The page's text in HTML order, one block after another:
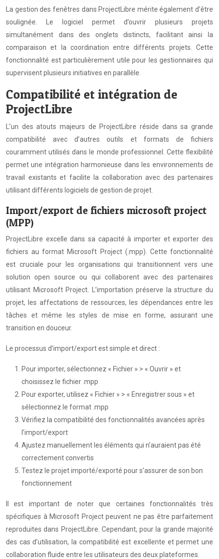
La gestion des fenêtres dans ProjectLibre mérite également d’être
soulignée. Le logiciel permet d’ouvrir plusieurs projets
simultanément dans des onglets distincts, facilitant ainsi la
comparaison et la coordination entre différents projets. Cette
fonctionnalité est particulièrement utile pour les gestionnaires qui
supervisent plusieurs initiatives en parallèle.
Compatibilité et intégration de
ProjectLibre
L’un des atouts majeurs de ProjectLibre réside dans sa grande
compatibilité avec d’autres outils et formats de fichiers
couramment utilisés dans le monde professionnel. Cette flexibilité
permet une intégration harmonieuse dans les environnements de
travail existants et facilite la collaboration avec des partenaires
utilisant différents logiciels de gestion de projet.
Import/export de fichiers microsoft project
(MPP)
ProjectLibre excelle dans sa capacité à importer et exporter des
fichiers au format Microsoft Project (.mpp). Cette fonctionnalité
est cruciale pour les organisations qui transitionnent vers une
solution open source ou qui collaborent avec des partenaires
utilisant Microsoft Project. L’importation préserve la structure du
projet, les affectations de ressources, les dépendances entre les
tâches et même les styles de mise en forme, assurant une
transition en douceur.
Le processus d’import/export est simple et direct :
Pour importer, sélectionnez « Fichier » > « Ouvrir » et
choisissez le fichier .mpp
Pour exporter, utilisez « Fichier » > « Enregistrer sous » et
sélectionnez le format .mpp
Vérifiez la compatibilité des fonctionnalités avancées après
l’import/export
Ajustez manuellement les éléments qui n’auraient pas été
correctement convertis
Testez le projet importé/exporté pour s’assurer de son bon
fonctionnement
Il est important de noter que certaines fonctionnalités très
spécifiques à Microsoft Project peuvent ne pas être parfaitement
reproduites dans ProjectLibre. Cependant, pour la grande majorité
des cas d’utilisation, la compatibilité est excellente et permet une
collaboration fluide entre les utilisateurs des deux plateformes.